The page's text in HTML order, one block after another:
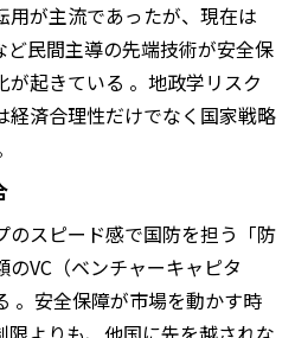
用が主流であったが、現在は
民間主導の先端技術が安全保
起きている 。地政学リスク
経済合理性だけでなく国家戦略
のスピード感で国防を担う「防
VC（ベンチャーキャピタ
。安全保障が市場を動かす時